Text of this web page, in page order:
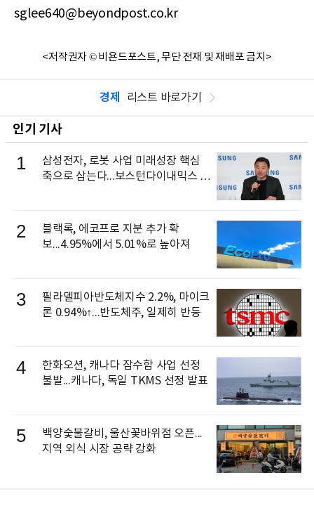
sglee640@beyondpost.co.kr
<저작권자 © 비욘드포스트, 무단 전재 및 재배포 금지>
경제 리스트 바로가기
인기 기사
1
삼성전자, 로봇 사업 미래성장 핵심
축으로 삼는다...보스턴다이내믹스 출
2
블랙록, 에코프로 지분 추가 확
보...4.95%에서 5.01%로 높아져
3
필라델피아반도체지수 2.2%, 마이크
론 0.94%↑...반도체주, 일제히 반등
4
한화오션, 캐나다 잠수함 사업 선정
불발...캐나다, 독일 TKMS 선정 발표
5
백양숯불갈비, 울산꽃바위점 오픈...
지역 외식 시장 공략 강화